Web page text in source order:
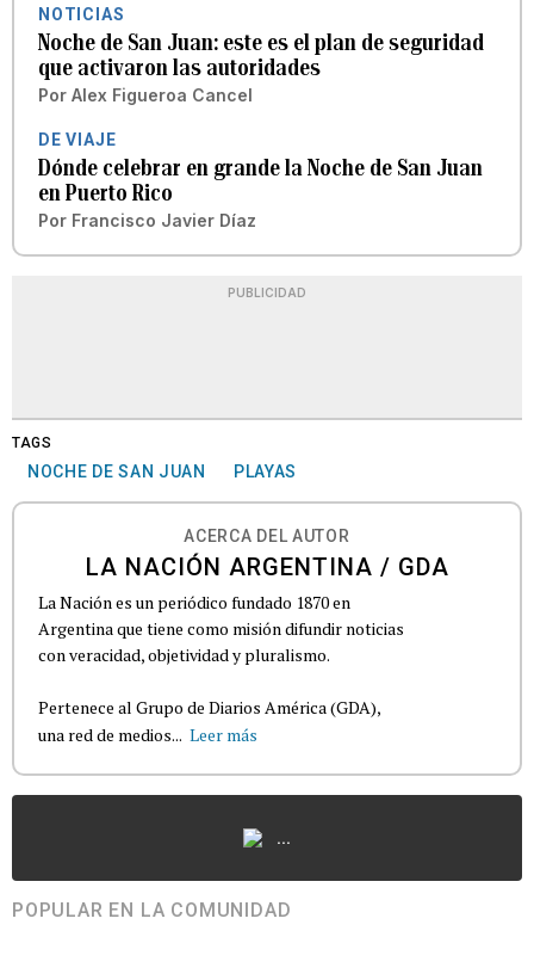
NOTICIAS
Noche de San Juan: este es el plan de seguridad
que activaron las autoridades
Por Alex Figueroa Cancel
DE VIAJE
Dónde celebrar en grande la Noche de San Juan
en Puerto Rico
Por Francisco Javier Díaz
PUBLICIDAD
TAGS
NOCHE DE SAN JUAN PLAYAS
ACERCA DEL AUTOR
LA NACIÓN ARGENTINA / GDA
La Nación es un periódico fundado 1870 en
Argentina que tiene como misión difundir noticias
con veracidad, objetividad y pluralismo.
Pertenece al Grupo de Diarios América (GDA),
una red de medios... Leer más
...
POPULAR EN LA COMUNIDAD